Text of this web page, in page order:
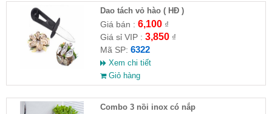
Dao tách vỏ hào ( HĐ )
Giá bán : 6,100₫
Giá sỉ VIP : 3,850₫
Mã SP: 6322
Xem chi tiết
Giỏ hàng
Combo 3 nồi inox có nắp